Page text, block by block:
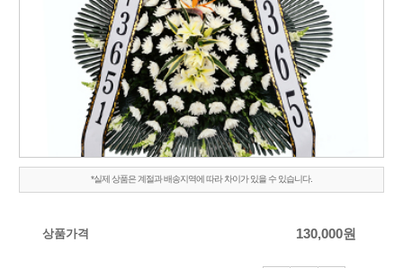
*실제 상품은 계절과 배송지역에 따라 차이가 있을 수 있습니다.
상품가격 130,000원